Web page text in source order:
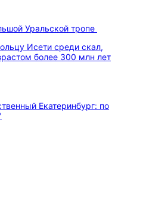
Уральской тропе
Исети среди скал,
более 300 млн лет